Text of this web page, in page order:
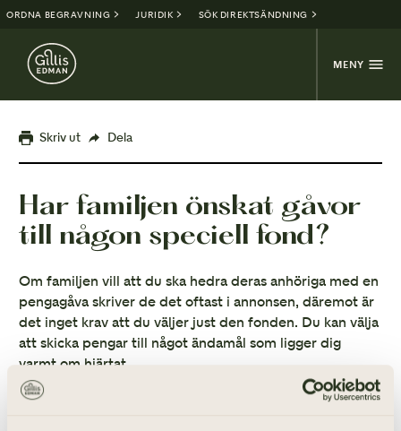
ORDNA BEGRAVNING JURIDIK SÖK DIREKTSÄNDNING
MENY
Skriv ut Dela
Har familjen önskat gåvor
till någon speciell fond?
Om familjen vill att du ska hedra deras anhöriga med en
pengagåva skriver de det oftast i annonsen, däremot är
det inget krav att du väljer just den fonden. Du kan välja
att skicka pengar till något ändamål som ligger dig
varmt om hjärtat.